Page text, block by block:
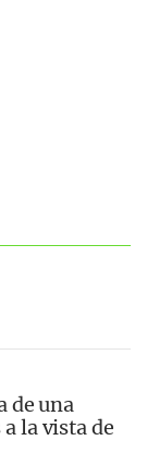
de una
la vista de